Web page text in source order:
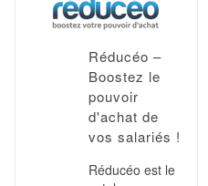
Réducéo –
Boostez le
pouvoir
d'achat de
vos salariés !
Réducéo est le